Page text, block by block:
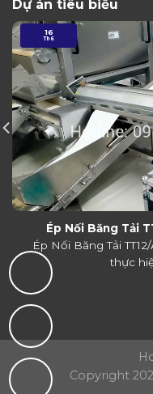
Dự án tiêu biểu
Ép Nối Băng Tải
Ép Nối Băng Tải
thực
16
Th6
Copyright